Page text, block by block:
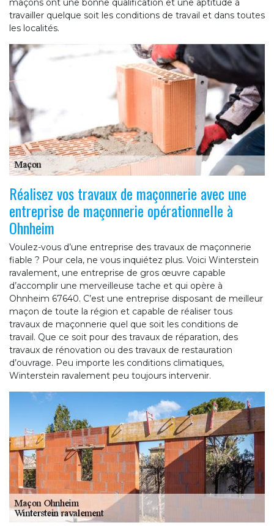
maçons ont une bonne qualification et une aptitude à
travailler quelque soit les conditions de travail et dans toutes
les localités.
Réalisez vos travaux de maçonnerie avec une
entreprise de maçonnerie opérationnelle à
Ohnheim
Voulez-vous d’une entreprise des travaux de maçonnerie
fiable ? Pour cela, ne vous inquiétez plus. Voici Winterstein
ravalement, une entreprise de gros œuvre capable
d’accomplir une merveilleuse tache et qui opère à
Ohnheim 67640. C’est une entreprise disposant de meilleur
maçon de toute la région et capable de réaliser tous
travaux de maçonnerie quel que soit les conditions de
travail. Que ce soit pour des travaux de réparation, des
travaux de rénovation ou des travaux de restauration
d’ouvrage. Peu importe les conditions climatiques,
Winterstein ravalement peu toujours intervenir.